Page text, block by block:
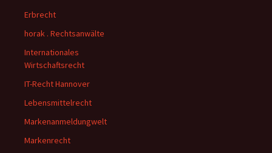
Erbrecht
horak . Rechtsanwälte
Internationales
Wirtschaftsrecht
IT-Recht Hannover
Lebensmittelrecht
Markenanmeldungwelt
Markenrecht